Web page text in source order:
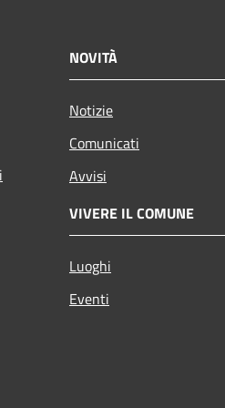
NOVITÀ
Notizie
Comunicati
Avvisi
VIVERE IL COMUNE
Luoghi
Eventi